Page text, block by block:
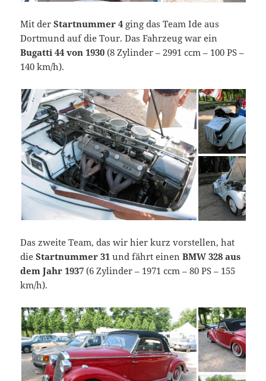
Mit derStartnummer 4 ging das Team Ide aus
Dortmund auf die Tour. Das Fahrzeug war ein
Bugatti 44 von 1930 (8 Zylinder – 2991 ccm – 100 PS –
140 km/h).
Das zweite Team, das wir hier kurz vorstellen, hat
dieStartnummer 31 und fährt einenBMW 328 aus
dem Jahr 1937 (6 Zylinder – 1971 ccm – 80 PS – 155
km/h).